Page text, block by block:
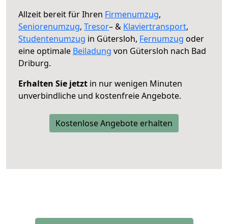
Allzeit bereit für Ihren Firmenumzug,
Seniorenumzug, Tresor– & Klaviertransport,
Studentenumzug in Gütersloh, Fernumzug oder
eine optimale Beiladung von Gütersloh nach Bad
Driburg.
Erhalten Sie jetzt in nur wenigen Minuten
unverbindliche und kostenfreie Angebote.
Kostenlose Angebote erhalten